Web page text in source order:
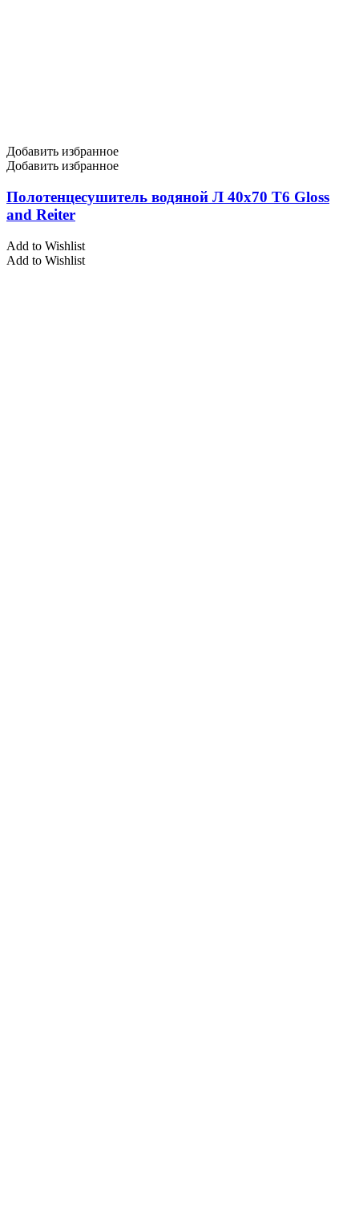
Добавить избранное
Добавить избранное
Полотенцесушитель водяной Л 40х70 Т6 Gloss
and Reiter
Add to Wishlist
Add to Wishlist